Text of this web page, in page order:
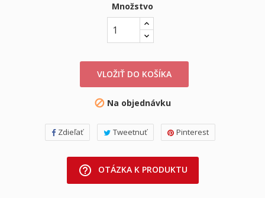
Množstvo
VLOŽIŤ DO KOŠÍKA
 Na objednávku
Zdieľať Tweetnuť Pinterest
help_outline OTÁZKA K PRODUKTU